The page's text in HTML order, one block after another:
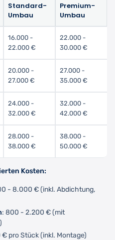
Standard-
Umbau
Premium-
Umbau
16.000 -
22.000 €
22.000 -
30.000 €
20.000 -
27.000 €
27.000 -
35.000 €
24.000 -
32.000 €
32.000 -
42.000 €
28.000 -
38.000 €
38.000 -
50.000 €
Kosten:
- 8.000 € (inkl. Abdichtung,
: 800 - 2.200 € (mit
pro Stück (inkl. Montage)